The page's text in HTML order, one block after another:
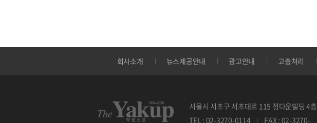
회사소개 뉴스제공안내 광고안내 고충처리
서울시 서초구 서초대로 115 정다운빌딩 4층
TEL : 02-3270-0114
FAX : 02-3270-